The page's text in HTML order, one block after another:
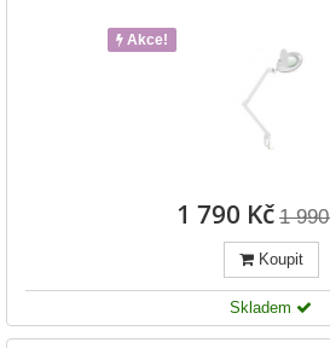
Akce!
1 790 Kč 1
Koupit
Skladem